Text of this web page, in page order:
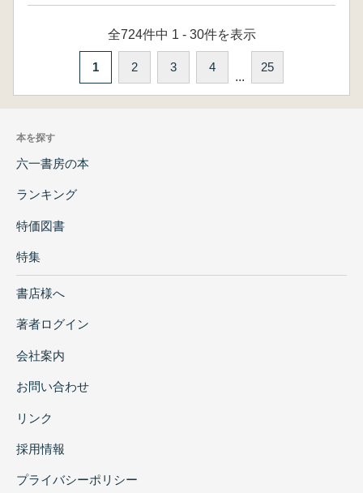
全724件中 1 - 30件を表示
1 2 3 4
...
25
本を探す
六一書房の本
ランキング
特価図書
特集
書店様へ
著者ログイン
会社案内
お問い合わせ
リンク
採用情報
プライバシーポリシー